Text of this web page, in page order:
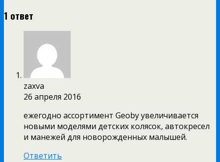
1 ответ
zaxva
26 апреля 2016
ежегодно ассортимент Geoby увеличивается
новыми моделями детских колясок, автокресел
и манежей для новорожденных малышей.
Ответить